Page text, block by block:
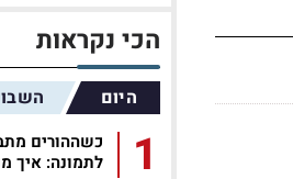
הכי נקראות
היום
1
כשההורים
לתמונה: איך